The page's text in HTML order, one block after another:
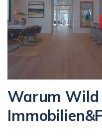
Warum Wild